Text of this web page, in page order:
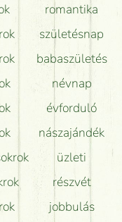
a csokor?
boltban?
romantika
születésnap
babaszületés
névnap
évforduló
nászajándék
üzleti
részvét
jobbulás